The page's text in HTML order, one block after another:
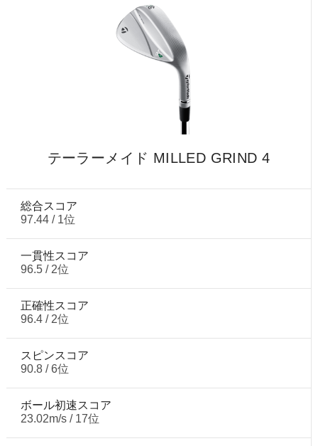
テーラーメイド MILLED GRIND 4
総合スコア
97.44 / 1位
一貫性スコア
96.5 / 2位
正確性スコア
96.4 / 2位
スピンスコア
90.8 / 6位
ボール初速スコア
23.02m/s / 17位